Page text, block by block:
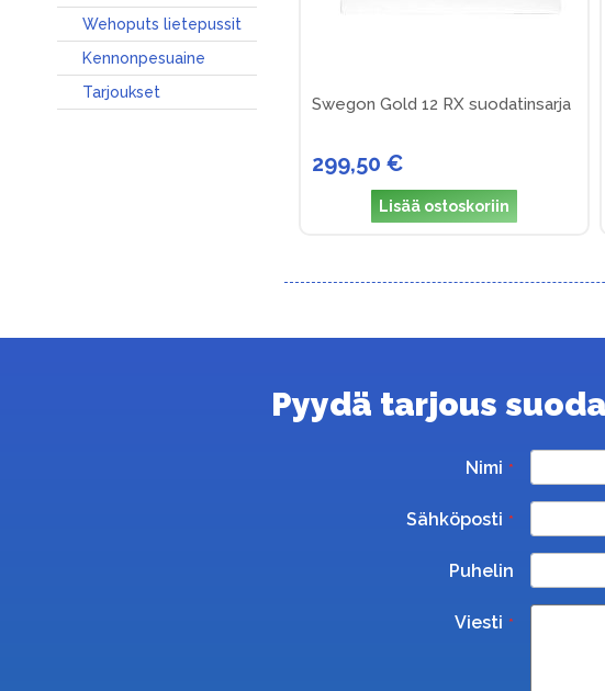
Swegon Gold 12 RX suodatinsarja
299,50 €
Lisää ostoskoriin
Wehoputs lietepussit
Kennonpesuaine
Tarjoukset
Pyydä tarjous
Nimi
Sähköposti
Puhelin
Viesti